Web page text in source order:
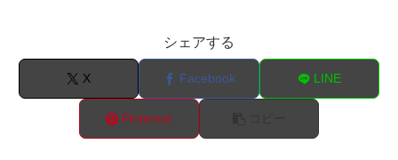
シェアする
X Facebook LINE
Pinterest